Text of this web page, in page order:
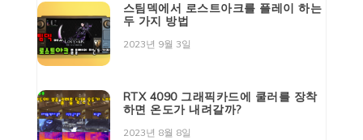
스팀덱에서 로스트아크를 플레이 하는
두 가지 방법
2023년 9월 3일
RTX 4090 그래픽카드에 쿨러를 장착
하면 온도가 내려갈까?
2023년 8월 8일